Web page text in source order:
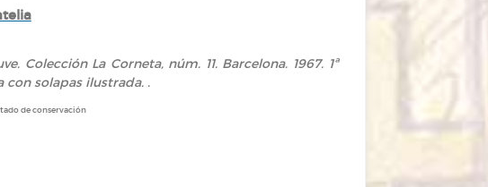
Colección La Corneta, núm. 11. Barcelona. 1967. 1ª
con solapas ilustrada. .
de conservación